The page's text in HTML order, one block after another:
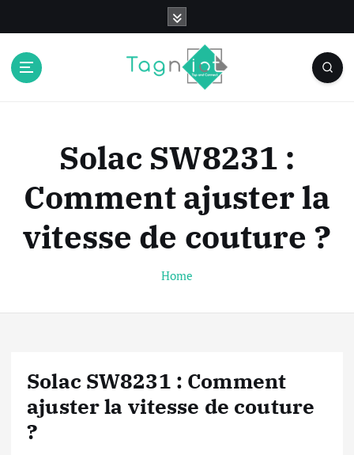
Solac SW8231 :
Comment ajuster la
vitesse de couture ?
Home
Solac SW8231 : Comment
ajuster la vitesse de couture
?